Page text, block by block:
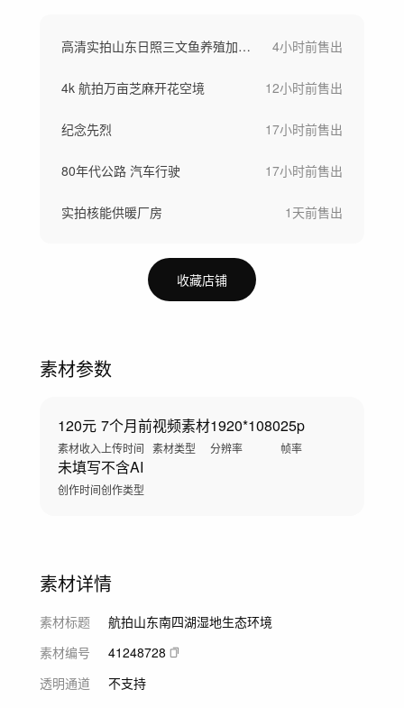
高清实拍山东日照三文鱼养殖加工空镜 4小时前售出
4k 航拍万亩芝麻开花空境 12小时前售出
纪念先烈 17小时前售出
80年代公路 汽车行驶 17小时前售出
实拍核能供暖厂房 1天前售出
收藏店铺
素材参数
120元
素材收入
7个月前
上传时间
视频素材
素材类型
1920*1080
分辨率
25p
帧率
未填写
创作时间
不含AI
创作类型
素材详情
素材标题
航拍山东南四湖湿地生态环境
素材编号
41248728
透明通道
不支持